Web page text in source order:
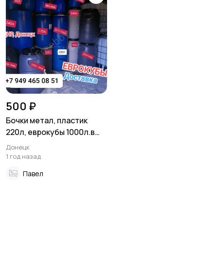
500 ₽
Бочки метал, пластик
220л, еврокубы 1000л.в
ДНР, Донецк
Донецк
1 год назад
Павел